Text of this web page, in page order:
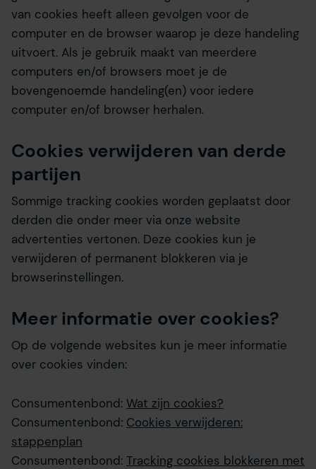
van cookies heeft alleen gevolgen voor de
computer en de browser waarop je deze handeling
uitvoert. Als je gebruik maakt van meerdere
computers en/of browsers moet je de
bovengenoemde handeling(en) voor iedere
computer en/of browser herhalen.
Cookies verwijderen van derde
partijen
Sommige tracking cookies worden geplaatst door
derden die onder meer via onze website
advertenties vertonen. Deze cookies kun je
verwijderen of permanent blokkeren via je
browserinstellingen.
Meer informatie over cookies?
Op de volgende websites kun je meer informatie
over cookies vinden:
Consumentenbond: Wat zijn cookies?
Consumentenbond: Cookies verwijderen:
stappenplan
Consumentenbond: Tracking cookies blokkeren met